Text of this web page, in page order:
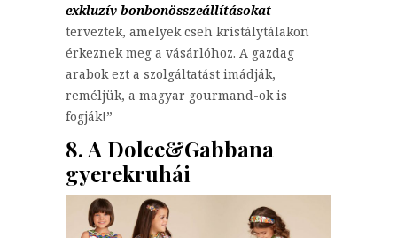
exkluzív bonbonösszeállításokat
terveztek, amelyek cseh kristálytálakon
érkeznek meg a vásárlóhoz. A gazdag
arabok ezt a szolgáltatást imádják,
reméljük, a magyar gourmand-ok is
fogják!”
8. A Dolce&Gabbana
gyerekruhái